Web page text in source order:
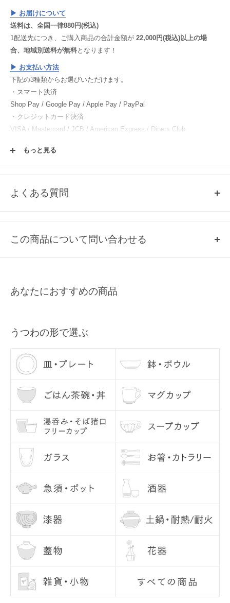
▶︎ お届けについて
送料は、全国一律880円(税込)
1配送先につき、ご購入商品の合計金額が 22,000円(税込)以上の場
合、地域別送料が無料となります！
▶︎ お支払い方法
下記の3種類からお選びいただけます。
・スマート決済
Shop Pay / Google Pay / Apple Pay / PayPal
・クレジットカード決済
VISA / Mastercard / JCB / American Express / Diners Club
楽天ペイ / Paypay / メルペイ
▶︎ ご注文方法
もっと見る
よくある質問
い。
すので、あらかじめご了承ください。
い。
Q4, うつわを使う前に、どのようなお手入れをすれば良いですか？
うつわの底部分は、テーブルなどに傷が入らぬよう、あらかじめ当店
にて磨いてお届けしております。 ざらつきが気になるようでしたら、
サンドペーパーで少し磨いてからご使用ください。
お使いになる際には、一度うつわに水を含ませてあげてください。水
に通してあげることで、においや汚れを防いでくれます。 （特に汚れ
が気になる方は、水を張って気泡が出なくなるまで十分に水を吸わせ
がありますが、乾くと消えますので、ご安心ください。
基本的に、手洗いをおすすめしております。洗った後は、十分に乾燥
させてから収納してください。 金彩・銀彩・赤絵のうつわは、電子レ
ンジを使用しないようにしてください。
Q6, お届け日の指定はできますか？
配送日のご希望につきましては、注文日より7日目以降の日付でご指
定いただけます。 お時間、置き配指定も合わせてご利用いただけま
す。 ご指定なしの場合は、最短でお届けいたします。
詳しくはご利用ガイドの 配送日のご希望、商品のお届け日
さい。
この商品について問い合わせる
メールアドレス
お問い合わせ内容
あなたにおすすめの商品
うつわの形で選ぶ